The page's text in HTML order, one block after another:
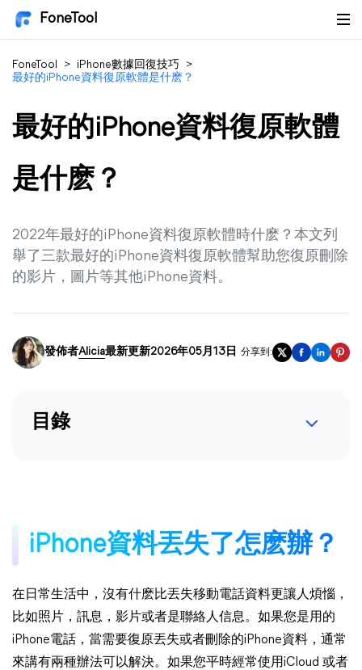
FoneTool
FoneTool > iPhone數據回復技巧
>
最好的iPhone資料復原軟體是什麽？
最好的iPhone資料復原軟體
是什麽？
2022年最好的iPhone資料復原軟體時什麽？本文列
舉了三款最好的iPhone資料復原軟體幫助您復原刪除
的影片，圖片等其他iPhone資料。
發佈者Alicia最新更新2026年05月13日 分享到:
目錄
iPhone資料丟失了怎麽辦？
在日常生活中，沒有什麽比丟失移動電話資料更讓人煩惱，
比如照片，訊息，影片或者是聯絡人信息。如果您是用的
iPhone電話，當需要復原丟失或者刪除的iPhone資料，通常
來講有兩種辦法可以解決。如果您平時經常使用iCloud 或者